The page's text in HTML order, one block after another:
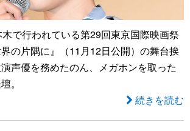
で行われている第29回東京国際映画祭
の片隅に』（11月12日公開）の舞台挨
声優を務めたのん、メガホンを取った
。
続きを読む